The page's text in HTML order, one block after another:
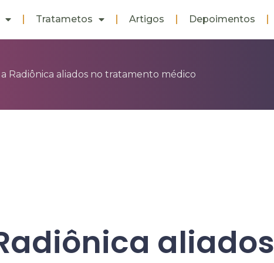
Tratametos Artigos Depoimentos
a Radiônica aliados no tratamento médico
aliados